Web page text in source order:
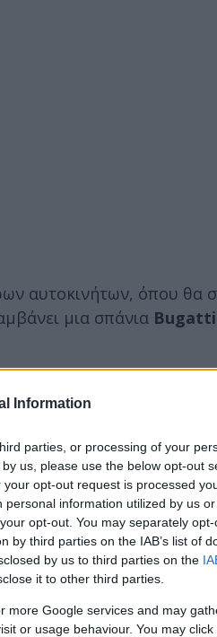
Information
parties, or processing of your
us, please use the below opt-out
opt-out request is processed
information utilized by us
opt-out. You may separately
by third parties on the IAB’s list of
by us to third parties on the
it to other third parties.
more Google services and may
or usage behaviour. You may
αυτοκινήτων, όπου θα
μια σπάνια Bugatti
t.co/Ak5feMOp8p
είναι απλά 3 μήνες
συγκεντρωμένο στο
ξυραφιού».